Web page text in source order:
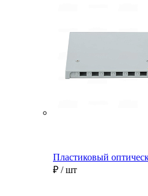
Пластиковый
₽ / шт